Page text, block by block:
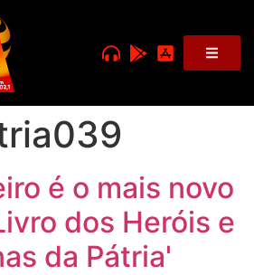
é o mais novo
dos Heróis e
da Pátria'